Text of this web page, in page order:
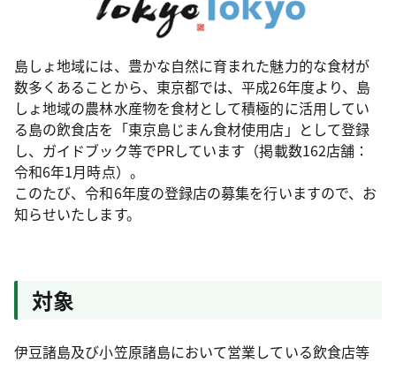
島しょ地域には、豊かな自然に育まれた魅力的な食材が
数多くあることから、東京都では、平成26年度より、島
しょ地域の農林水産物を食材として積極的に活用してい
る島の飲食店を「東京島じまん食材使用店」として登録
し、ガイドブック等でPRしています（掲載数162店舗：
令和6年1月時点）。
このたび、令和6年度の登録店の募集を行いますので、お
知らせいたします。
対象
伊豆諸島及び小笠原諸島において営業している飲食店等